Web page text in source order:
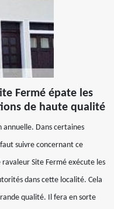
Fermé épate les
de haute qualité
annuelle. Dans certaines
suivre concernant ce
Site Fermé exécute les
dans cette localité. Cela
qualité. Il fera en sorte